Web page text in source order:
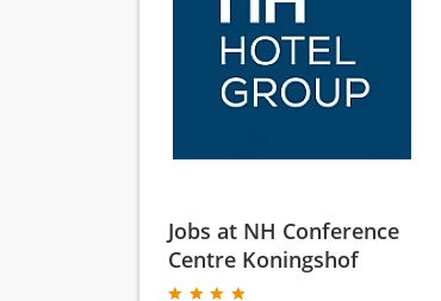
Jobs at NH Conference
Centre Koningshof